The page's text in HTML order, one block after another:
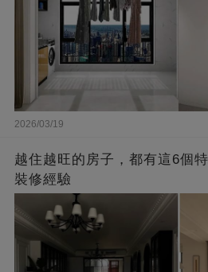
2026/03/19
越住越旺的房子，都有這6個
裝修經驗